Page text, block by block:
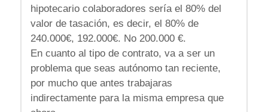
hipotecario colaboradores sería el 80% del
valor de tasación, es decir, el 80% de
240.000€, 192.000€. No 200.000 €.
En cuanto al tipo de contrato, va a ser un
problema que seas autónomo tan reciente,
por mucho que antes trabajaras
indirectamente para la misma empresa que